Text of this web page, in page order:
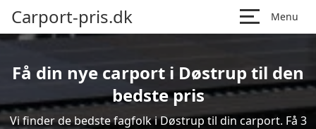
Carport-pris.dk Menu
Få din nye carport i Døstrup til den
bedste pris
Vi finder de bedste fagfolk i Døstrup til din carport. Få 3